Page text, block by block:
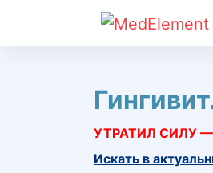
УТРАТИЛ СИЛУ
Искать в